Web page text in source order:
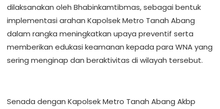
dilaksanakan oleh Bhabinkamtibmas, sebagai bentuk
implementasi arahan Kapolsek Metro Tanah Abang
dalam rangka meningkatkan upaya preventif serta
memberikan edukasi keamanan kepada para WNA yang
sering menginap dan beraktivitas di wilayah tersebut.
Senada dengan Kapolsek Metro Tanah Abang Akbp